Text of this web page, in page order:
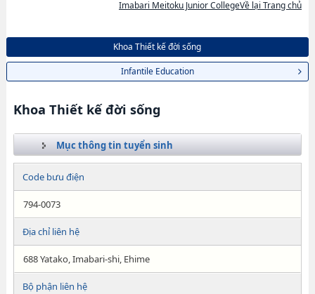
Imabari Meitoku Junior CollegeVề lại Trang chủ
Khoa Thiết kế đời sống
Infantile Education
Khoa Thiết kế đời sống
Mục thông tin tuyển sinh
Code bưu điện
794-0073
Địa chỉ liên hệ
688 Yatako, Imabari-shi, Ehime
Bộ phận liên hệ